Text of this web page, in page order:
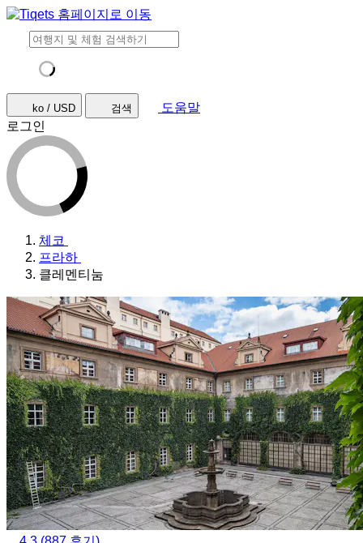
ko / USD 검색
도움말
로그인
체코
프라하
클레멘티눔